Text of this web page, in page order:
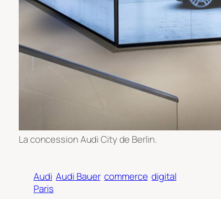
La concession Audi City de Berlin.
Audi Audi Bauer commerce digital
Paris